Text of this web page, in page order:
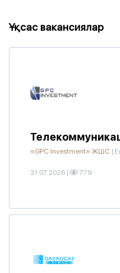
Ұқсас вакансиялар
«GPC Investment» ЖШС |
31.07.2026 | 779